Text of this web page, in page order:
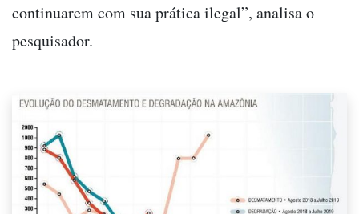
continuarem com sua prática ilegal”, analisa o
pesquisador.